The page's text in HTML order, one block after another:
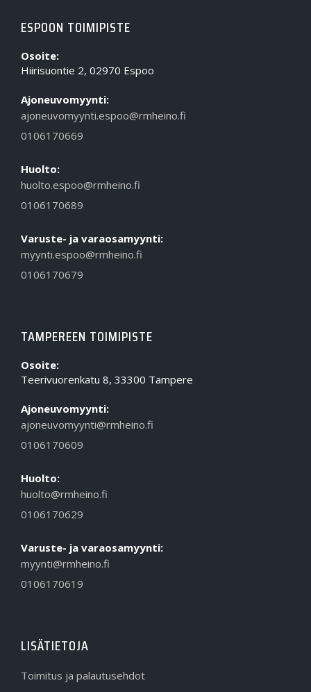
ESPOON TOIMIPISTE
Osoite:
Hiirisuontie 2, 02970 Espoo
Ajoneuvomyynti:
ajoneuvomyynti.espoo@rmheino.fi
0106170669
Huolto:
huolto.espoo@rmheino.fi
0106170689
Varuste- ja varaosamyynti:
myynti.espoo@rmheino.fi
0106170679
TAMPEREEN TOIMIPISTE
Osoite:
Teerivuorenkatu 8, 33300 Tampere
Ajoneuvomyynti:
ajoneuvomyynti@rmheino.fi
0106170609
Huolto:
huolto@rmheino.fi
0106170629
Varuste- ja varaosamyynti:
myynti@rmheino.fi
0106170619
LISÄTIETOJA
Toimitus ja palautusehdot